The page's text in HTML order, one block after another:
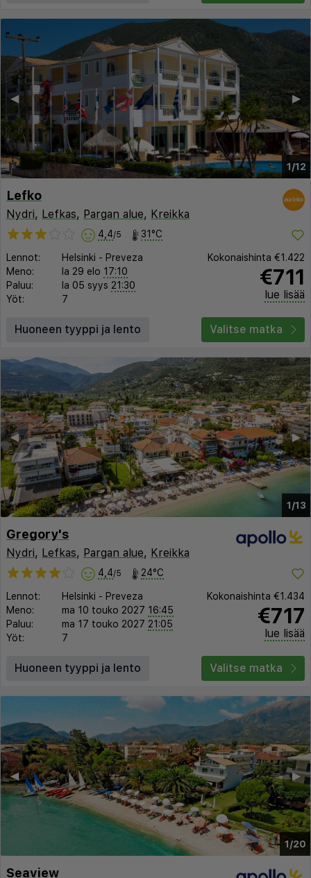
1/10
▶︎
◀︎
Lefko
Nydri, Lefkas, Pargan alue, Kreikka
4,4/5 31°C
Lennot: Helsinki - Preveza
Meno:
la 29 elo 17:10
Paluu:
la 05 syys 21:30
Yöt:
7
Kokonaishinta €1.422
€711
lue lisää
Huoneen tyyppi ja lento Valitse matka
1/13
▶︎
◀︎
Gregory's
Nydri, Lefkas, Pargan alue, Kreikka
4,4/5 24°C
Lennot: Helsinki - Preveza
Meno:
ma 10 touko 2027 16:45
Paluu:
ma 17 touko 2027 21:05
Yöt:
7
Kokonaishinta €1.434
€717
lue lisää
Huoneen tyyppi ja lento Valitse matka
1/20
▶︎
◀︎
Seaview